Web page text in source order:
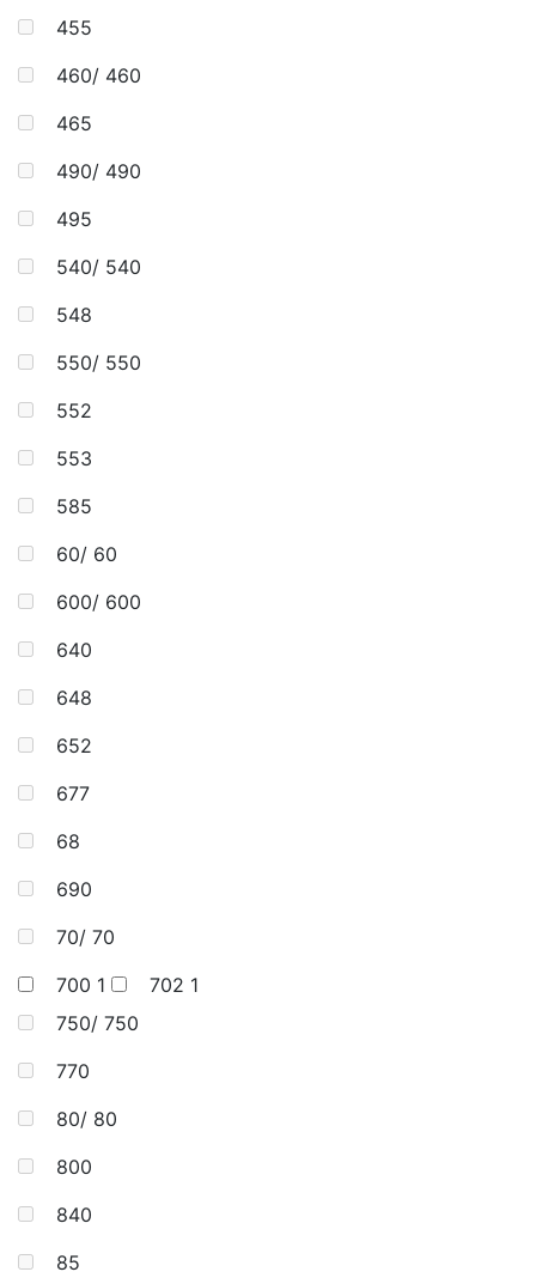
455
460/ 460
465
490/ 490
495
540/ 540
548
550/ 550
552
553
585
60/ 60
600/ 600
640
648
652
677
68
690
70/ 70
700 1 702 1
750/ 750
770
80/ 80
800
840
85